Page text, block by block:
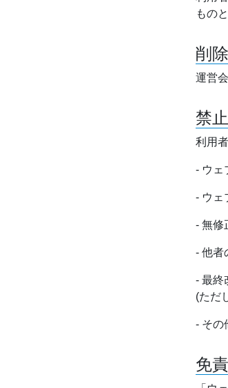
もの
削除
運営
禁
利用
- ウェ
- ウェ
- 無修
- 他者
- 最終
(ただ
- その
免